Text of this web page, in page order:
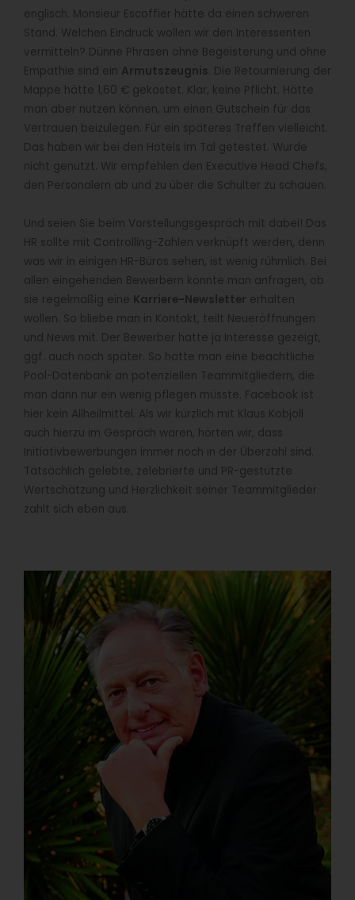
englisch. Monsieur Escoffier hätte da einen schweren
Stand. Welchen Eindruck wollen wir den Interessenten
vermitteln? Dünne Phrasen ohne Begeisterung und ohne
Empathie sind ein Armutszeugnis . Die Retournierung der
Mappe hätte 1,60 € gekostet. Klar, keine Pflicht. Hätte
man aber nutzen können, um einen Gutschein für das
Vertrauen beizulegen. Für ein späteres Treffen vielleicht.
Das haben wir bei den Hotels im Tal getestet. Wurde
nicht genutzt. Wir empfehlen den Executive Head Chefs,
den Personalern ab und zu über die Schulter zu schauen.
Und seien Sie beim Vorstellungsgespräch mit dabei! Das
HR sollte mit Controlling-Zahlen verknüpft werden, denn
was wir in einigen HR-Büros sehen, ist wenig rühmlich. Bei
allen eingehenden Bewerbern könnte man anfragen, ob
sie regelmäßig eine Karriere-Newsletter erhalten
wollen. So bliebe man in Kontakt, teilt Neueröffnungen
und News mit. Der Bewerber hatte ja Interesse gezeigt,
ggf. auch noch später. So hätte man eine beachtliche
Pool-Datenbank an potenziellen Teammitgliedern, die
man dann nur ein wenig pflegen müsste. Facebook ist
hier kein Allheilmittel. Als wir kürzlich mit Klaus Kobjoll
auch hierzu im Gespräch waren, hörten wir, dass
Initiativbewerbungen immer noch in der Überzahl sind.
Tatsächlich gelebte, zelebrierte und PR-gestützte
Wertschätzung und Herzlichkeit seiner Teammitglieder
zahlt sich eben aus.